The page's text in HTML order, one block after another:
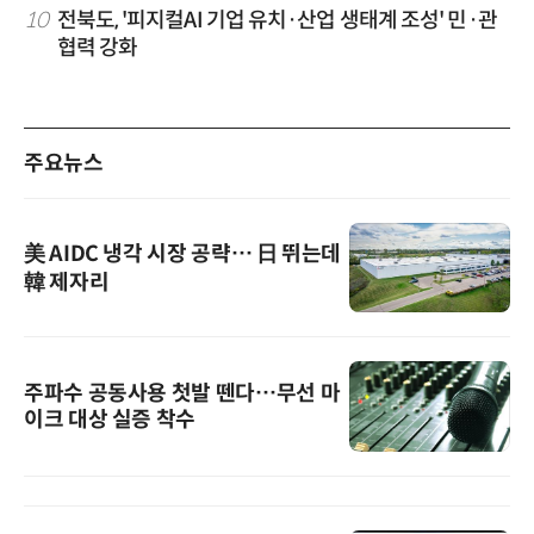
10 전북도, '피지컬AI 기업 유치·산업 생태계 조성' 민·관
협력 강화
주요뉴스
美 AIDC 냉각 시장 공략… 日 뛰는데
韓 제자리
주파수 공동사용 첫발 뗀다…무선 마
이크 대상 실증 착수